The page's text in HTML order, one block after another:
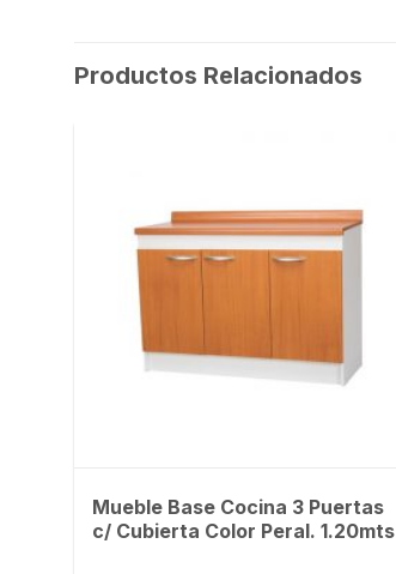
Productos Relacionados
Mueble Base Cocina 3 Puertas
c/ Cubierta Color Peral. 1.20mts